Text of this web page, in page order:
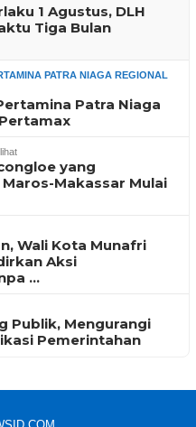
1 Agustus, DLH
Tiga Bulan
PATRA NIAGA REGIONAL
Patra Niaga
yang
Makassar Mulai
Wali Kota Munafri
Aksi
…
Publik, Mengurangi
Pemerintahan